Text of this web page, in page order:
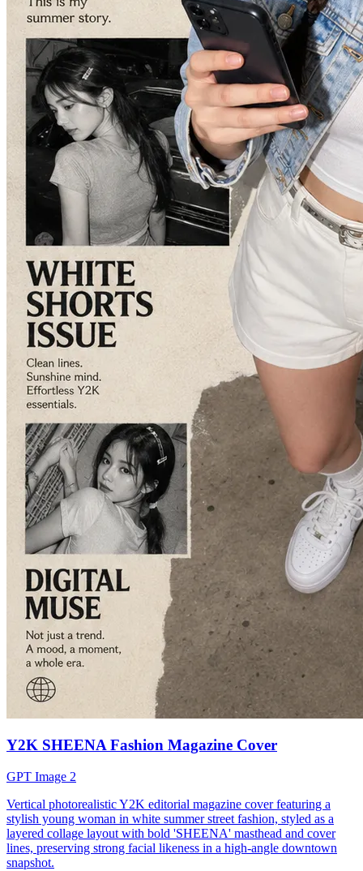
Y2K SHEENA Fashion Magazine Cover
GPT Image 2
Vertical photorealistic Y2K editorial magazine cover featuring a
stylish young woman in white summer street fashion, styled as a
layered collage layout with bold 'SHEENA' masthead and cover
lines, preserving strong facial likeness in a high-angle downtown
snapshot.